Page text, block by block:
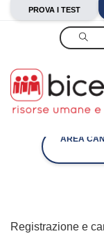
PROVA I TEST
AREA
Registrazione e